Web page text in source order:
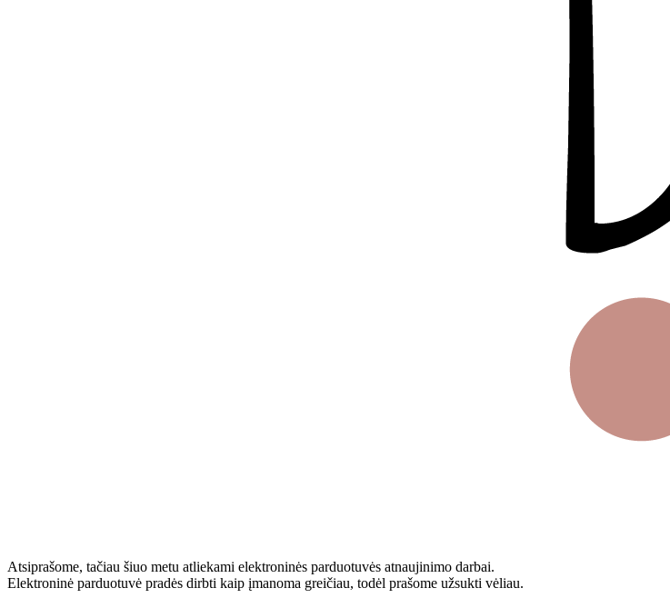
Atsiprašome, tačiau šiuo metu atliekami elektroninės parduotuvės atnaujinimo darbai.
Elektroninė parduotuvė pradės dirbti kaip įmanoma greičiau, todėl prašome užsukti vėliau.